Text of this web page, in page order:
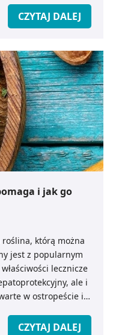
CZYTAJ DALEJ
i jak go
którą można
jest z popularnym
lecznicze
ale i
w ostropeście i
eksperta
CZYTAJ DALEJ